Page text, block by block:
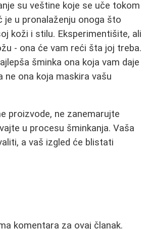
su veštine koje se uče tokom
je u pronalaženju onoga što
koži i stilu. Eksperimentišite, ali
- ona će vam reći šta joj treba.
šminka ona koja vam daje
ne ona koja maskira vašu
proizvode, ne zanemarujte
u procesu šminkanja. Vaša
a vaš izgled će blistati
komentara za ovaj članak.